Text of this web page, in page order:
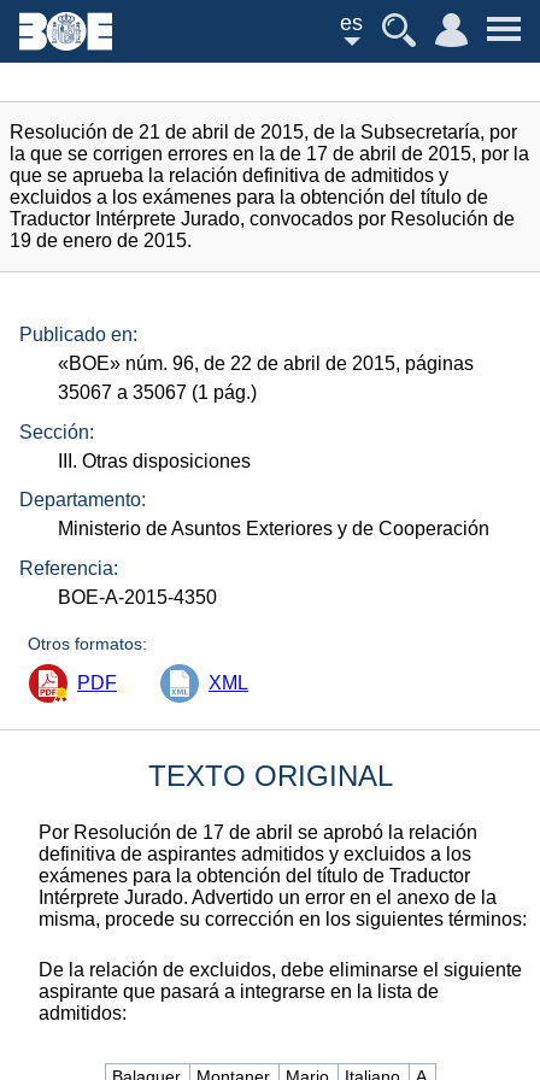
es
Resolución de 21 de abril de 2015, de la Subsecretaría, por
la que se corrigen errores en la de 17 de abril de 2015, por la
que se aprueba la relación definitiva de admitidos y
excluidos a los exámenes para la obtención del título de
Traductor Intérprete Jurado, convocados por Resolución de
19 de enero de 2015.
Publicado en:
«BOE» núm. 96, de 22 de abril de 2015, páginas
35067 a 35067 (1 pág.)
Sección:
III. Otras disposiciones
Departamento:
Ministerio de Asuntos Exteriores y de Cooperación
Referencia:
BOE-A-2015-4350
Otros formatos:
PDF XML
TEXTO ORIGINAL
Por Resolución de 17 de abril se aprobó la relación
definitiva de aspirantes admitidos y excluidos a los
exámenes para la obtención del título de Traductor
Intérprete Jurado. Advertido un error en el anexo de la
misma, procede su corrección en los siguientes términos:
De la relación de excluidos, debe eliminarse el siguiente
aspirante que pasará a integrarse en la lista de
admitidos: